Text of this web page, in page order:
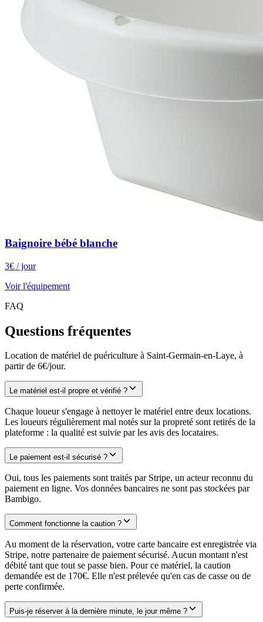
Baignoire bébé blanche
3€ / jour
Voir l'équipement
FAQ
Questions fréquentes
Location de matériel de puériculture à Saint-Germain-en-Laye, à
partir de 6€/jour.
Le matériel est-il propre et vérifié ?
Chaque loueur s'engage à nettoyer le matériel entre deux locations.
Les loueurs régulièrement mal notés sur la propreté sont retirés de la
plateforme : la qualité est suivie par les avis des locataires.
Le paiement est-il sécurisé ?
Oui, tous les paiements sont traités par Stripe, un acteur reconnu du
paiement en ligne. Vos données bancaires ne sont pas stockées par
Bambigo.
Comment fonctionne la caution ?
Au moment de la réservation, votre carte bancaire est enregistrée via
Stripe, notre partenaire de paiement sécurisé. Aucun montant n'est
débité tant que tout se passe bien. Pour ce matériel, la caution
demandée est de 170€. Elle n'est prélevée qu'en cas de casse ou de
perte confirmée.
Puis-je réserver à la dernière minute, le jour même ?